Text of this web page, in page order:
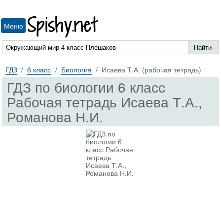
Меню Spishy.net
ГДЗ 6 класс Биология Исаева Т.А. (рабочая тетрадь)
ГДЗ по биологии 6 класс
Рабочая тетрадь Исаева Т.А.,
Романова Н.И.